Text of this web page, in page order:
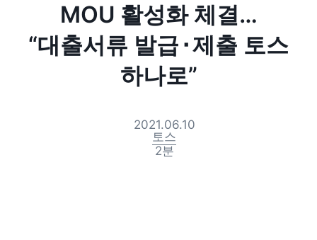
MOU 활성화 체결…
“대출서류 발급⬝제출 토스
하나로”
2021.06.10
토스
2분